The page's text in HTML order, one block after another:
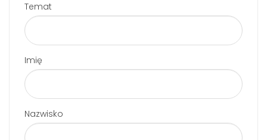
Temat
Imię
Nazwisko